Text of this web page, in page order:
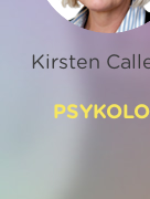
Kirsten